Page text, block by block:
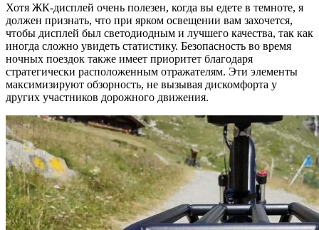
Хотя ЖК-дисплей очень полезен, когда вы едете в темноте, я
должен признать, что при ярком освещении вам захочется,
чтобы дисплей был светодиодным и лучшего качества, так как
иногда сложно увидеть статистику. Безопасность во время
ночных поездок также имеет приоритет благодаря
стратегически расположенным отражателям. Эти элементы
максимизируют обзорность, не вызывая дискомфорта у
других участников дорожного движения.